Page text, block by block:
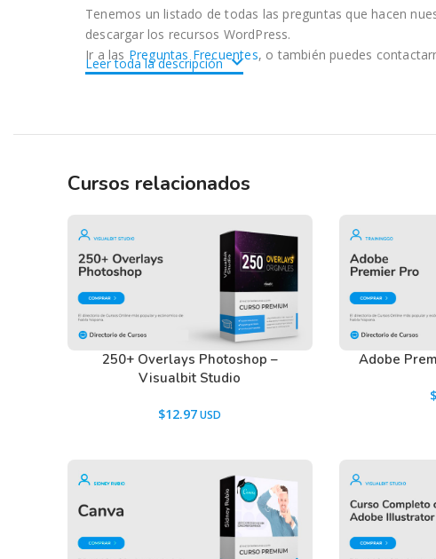
Tenemos un listado de todas las preguntas que hacen
descargar los recursos WordPress.
Ir a las Preguntas Frecuentes, o también puedes
Leer toda la descripción
Cursos relacionados
250+ Overlays Photoshop –
Visualbit Studio
$12.97
Adobe
$